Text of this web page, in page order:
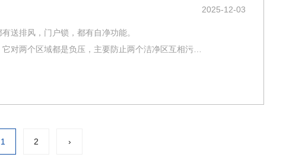
2025-12-03
送排风，门户锁，都有自净功能。
对两个区域都是负压，主要防止两个洁净区互相污
1 2 ›